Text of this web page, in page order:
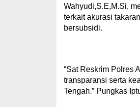
Wahyudi,S.E,M.Si,
terkait akurasi
bersubsidi.
“Sat Reskrim Polres
transparansi serta
Tengah.” Pungkas